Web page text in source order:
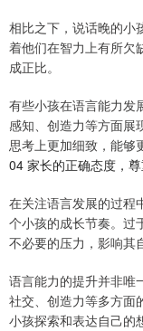
相比之下，说话晚的小
着他们在智力上有所欠
成正比。
有些小孩在语言能力发
感知、创造力等方面展
思考上更加细致，能够
04 家长的正确态度，
在关注语言发展的过程
个小孩的成长节奏。过
不必要的压力，影响其
语言能力的提升并非唯
社交、创造力等多方面
小孩探索和表达自己的